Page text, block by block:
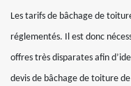
Les tarifs de bâchage de
réglementés. Il est donc
offres très disparates afin
devis de bâchage de toiture